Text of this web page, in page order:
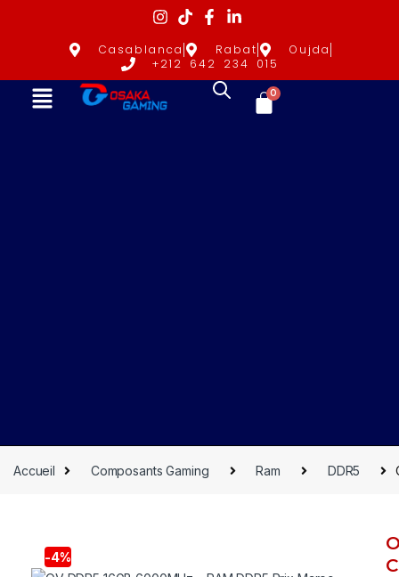
Casablanca Rabat
Oujda
+212 642 234 015
0
Accueil Composants Gaming Ram DDR5
-4%